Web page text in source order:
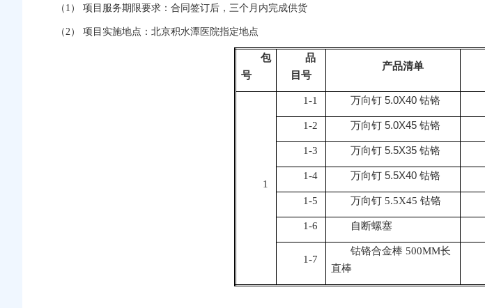
（1） 项目服务期限要求：合同签订后，三个月内完成供货
（2） 项目实施地点：北京积水潭医院指定地点
包
号
品
目号
产品清单
1
1-1 万向钉5.0X40 钴铬
1-2 万向钉5.0X45 钴铬
1-3 万向钉5.5X35 钴铬
1-4 万向钉5.5X40 钴铬
1-5 万向钉 5.5X45 钴铬
1-6 自断螺塞
1-7
钴铬合金棒 500MM长
直棒